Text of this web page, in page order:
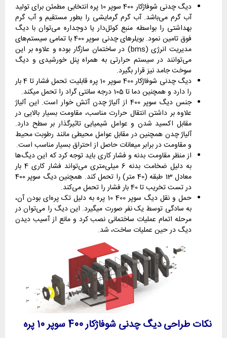
دیگ چدنی شوفاژکار 400 سوپر 10 پره انتخابی مطمئن برای تولید
آب گرم می‌باشد. آب گرم گرمایشی را بطور مستقیم و آب گرم
بهداشتی را بواسطه منبع کوئل‌دار یا دوجداره می‌توان با دیگ
فوق تامین نمود. بویلرهای چدنی سوپر 400 با تمامی سیستم‌های
مدیریت انرژی (bms) در ساختمان سازگار بوده و علاوه بر این
می‌توانند در سیستم حرارتی به همراه پنل خورشیدی و دیگ
سوخت جامد نیز قرار بگیرد.
دیگ چدنی شوفاژکار 400 سوپر 10 پره قابلیت تحمل فشار تا 4 بار
را دارد و همچنین دما تا 105 درجه سانتی گراد را تحمل میکند.
جنس دیگ سوپر 400 از آلیاژ چدن آتش خوار است. این آلیاژ
علاوه بر داشتن انتقال حرارت مناسب، مقاومت بسیار بالایی در
مقابل اکسید شدن و عوامل شیمیایی تاثیرگذار بر سطح دارد.
آلیاژ چدن همچنین در مقابل عوامل محیطی مانند رطوبت محیط
و مقاومت در برابر میعانات حاصل از احتراق بسیار مناسب است.
از منظر مقاومت بدنه و فشار کاری باید توجه کرد که این دیگ‌ها
به دلیل ضخامت بدنه 6 میلی‌متری می‌تواند فشار کاری 4 بار
معادل 13 طبقه (40 متر) را تحمل کند. همچنین دیگ سوپر 400
در تست تخریب تا 40 بار فشار را تحمل می‌کند.
حمل و نقل دیگ سوپر 400 10 پره به دلیل تک پره‌ای بودن آن،
به سادگی توسط یک نفر صورت میگیرد. این دیگ را می‌توان در
مرحله اتمام عملیات ساختمانی نصب کرد و مانع از آسیب دیدن
دیگ در حین عملیات ساخت، شد.
نکات طراحی دیگ چدنی شوفاژکار 400 سوپر 10 پره